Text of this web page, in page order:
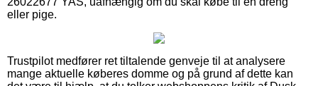
eller pige.
Trustpilot medfører ret tiltalende genveje til at analysere
mange aktuelle køberes domme og på grund af dette kan